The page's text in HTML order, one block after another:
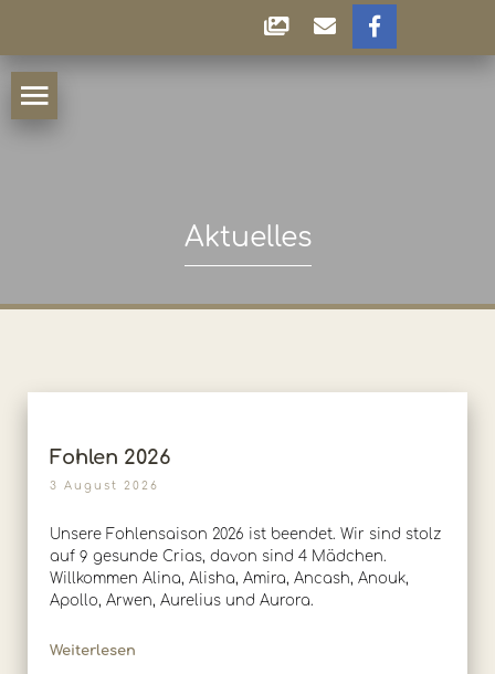
Aktuelles
Fohlen 2026
3 August 2026
Unsere Fohlensaison 2026 ist beendet. Wir sind stolz
auf 9 gesunde Crias, davon sind 4 Mädchen.
Willkommen Alina, Alisha, Amira, Ancash, Anouk,
Apollo, Arwen, Aurelius und Aurora.
Weiterlesen